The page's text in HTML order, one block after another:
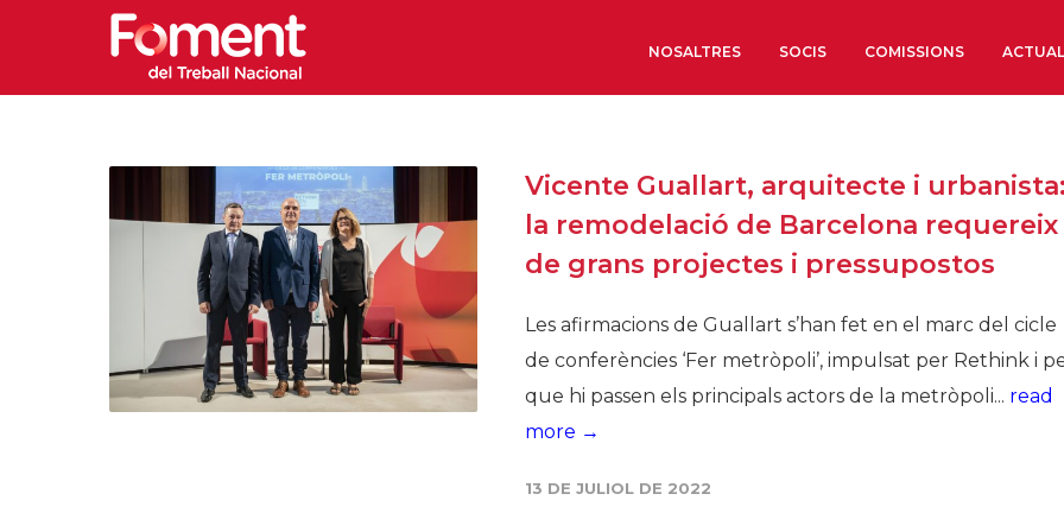
NOSALTRES
Òrgans de Govern
Òrgans Consultius
Estructura Executiva
Econòmics i Socials
Organitzacions
SOCIS COMISSIONS
Vicente Guallart, arquitecte i urbanista:
la remodelació de Barcelona requereix
de grans projectes i pressupostos
Les afirmacions de Guallart s’han fet en el marc del cicle
de conferències ‘Fer metròpoli’, impulsat per Rethink i
que hi passen els principals actors de la metròpoli... read
more →
13 DE JULIOL DE 2022